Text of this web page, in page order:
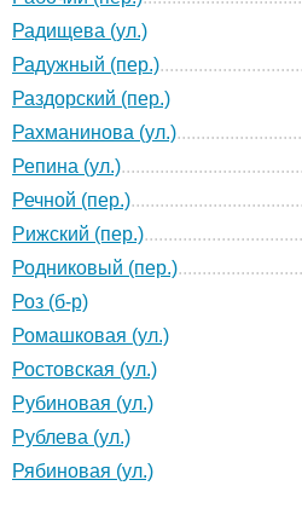
Радищева (ул.)
Радужный (пер.)
Раздорский (пер.)
Рахманинова (ул.)
Репина (ул.)
Речной (пер.)
Рижский (пер.)
Родниковый (пер.)
Роз (б-р)
Ромашковая (ул.)
Ростовская (ул.)
Рубиновая (ул.)
Рублева (ул.)
Рябиновая (ул.)